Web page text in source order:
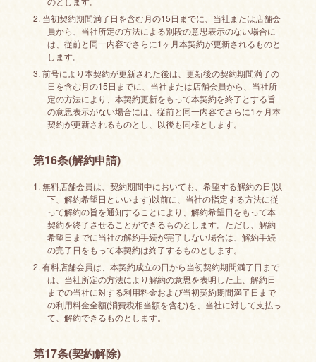
2. 当初契約期間満了日を含む月の15日までに、当社または店舗会
員から、当社所定の方法による別段の意思表示のない場合に
は、従前と同一内容でさらに1ヶ月本契約が更新されるものと
します。
3. 前号により本契約が更新された後は、更新後の契約期間満了の
日を含む月の15日までに、当社または店舗会員から、当社所
定の方法により、本契約更新をもって本契約を終了とする旨
の意思表示がない場合には、従前と同一内容でさらに1ヶ月本
契約が更新されるものとし、以後も同様とします。
第16条(解約申請)
1. 無料店舗会員は、契約期間中においても、希望する解約の日(以
下、解約希望日といいます)以前に、当社の指定する方法に従
って解約の旨を通知することにより、解約希望日をもって本
契約を終了させることができるものとします。ただし、解約
希望日までに当社の解約手続が完了しない場合は、解約手続
の完了日をもって本契約は終了するものとします。
2. 有料店舗会員は、本契約成立の日から当初契約期間満了日まで
は、当社所定の方法により解約の意思を表明した上、解約日
までの当社に対する利用料金および当初契約期間満了日まで
の利用料金全額(消費税相当額を含む)を、当社に対して支払っ
て、解約できるものとします。
第17条(契約解除)